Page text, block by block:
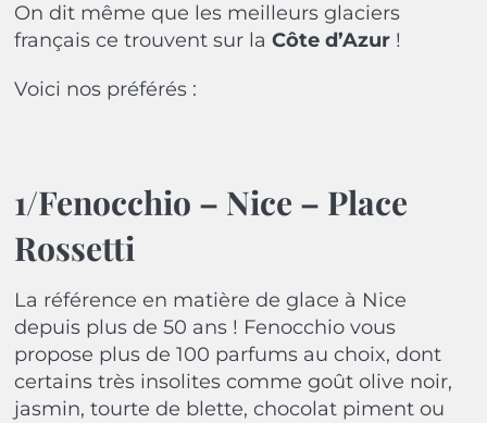
On dit même que les meilleurs glaciers
français ce trouvent sur la Côte d’Azur!
Voici nos préférés :
1/Fenocchio – Nice – Place
Rossetti
La référence en matière de glace à Nice
depuis plus de 50 ans ! Fenocchio vous
propose plus de 100 parfums au choix, dont
certains très insolites comme goût olive noir,
jasmin, tourte de blette, chocolat piment ou